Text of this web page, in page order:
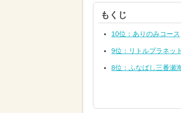
もくじ
10位：ありのみコース
9位：リトルプラネッ
8位：ふなばし三番瀬